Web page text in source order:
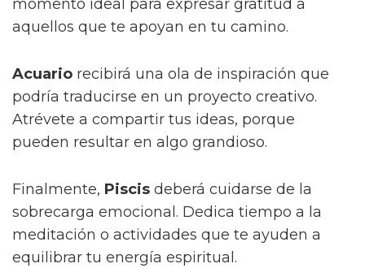
momento ideal para expresar gratitud a
aquellos que te apoyan en tu camino.
Acuario recibirá una ola de inspiración que
podría traducirse en un proyecto creativo.
Atrévete a compartir tus ideas, porque
pueden resultar en algo grandioso.
Finalmente, Piscis deberá cuidarse de la
sobrecarga emocional. Dedica tiempo a la
meditación o actividades que te ayuden a
equilibrar tu energía espiritual.